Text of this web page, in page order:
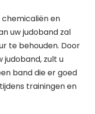
en
uw judoband zal
te behouden. Door
judoband, zult u
band die er goed
trainingen en